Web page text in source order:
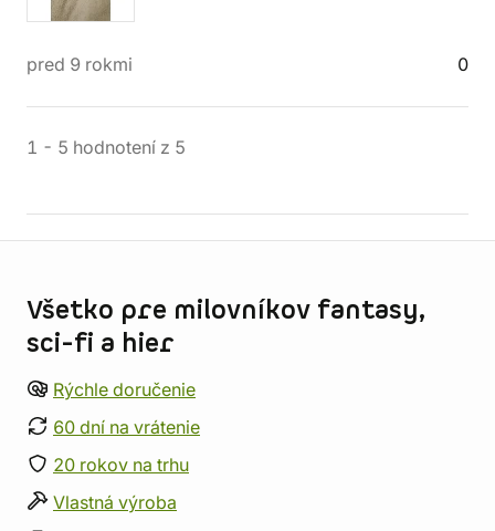
pred 9 rokmi 0
1 - 5 hodnotení z 5
Všetko pre milovníkov fantasy,
sci-fi a hier
Rýchle doručenie
60 dní na vrátenie
20 rokov na trhu
Vlastná výroba